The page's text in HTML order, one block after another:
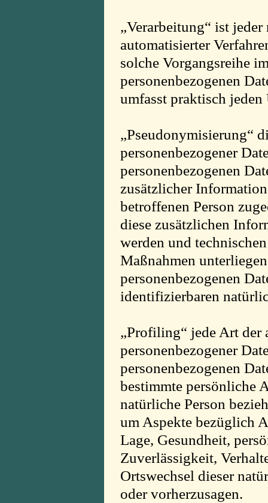
„Verarbeitung“ ist
automatisierter
solche Vorgangsreihe
personenbezogenen
umfasst praktisch
„Pseudonymisierung“
personenbezogener
personenbezogenen
zusätzlicher
betroffenen Person
diese zusätzlichen
werden und
Maßnahmen
personenbezogenen
identifizierbaren
„Profiling“ jede Art der
personenbezogener
personenbezogenen
bestimmte persönliche
natürliche Person
um Aspekte bezüglich
Lage, Gesundheit,
Zuverlässigkeit,
Ortswechsel dieser
oder vorherzusagen.